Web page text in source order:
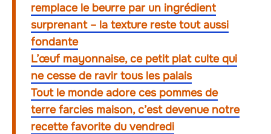
remplace le beurre par un ingrédient
surprenant – la texture reste tout aussi
fondante
L’œuf mayonnaise, ce petit plat culte qui
ne cesse de ravir tous les palais
Tout le monde adore ces pommes de
terre farcies maison, c’est devenue notre
recette favorite du vendredi